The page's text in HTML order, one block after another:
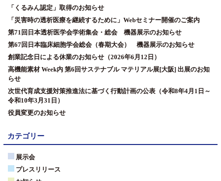
「くるみん認定」取得のお知らせ
「災害時の透析医療を継続するために」Webセミナー開催のご案内
第71回日本透析医学会学術集会・総会 機器展示のお知らせ
第67回日本臨床細胞学会総会（春期大会） 機器展示のお知らせ
創業記念日による休業のお知らせ（2026年6月12日）
高機能素材 Week内 第6回サステナブル マテリアル展[大阪] 出展のお知
らせ
次世代育成支援対策推進法に基づく行動計画の公表（令和8年4月1日～
令和10年3月31日）
役員変更のお知らせ
カテゴリー
プレスリリース
展示会